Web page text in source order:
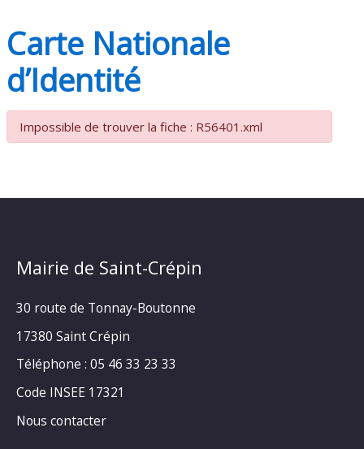
Carte Nationale
d’Identité
Impossible de trouver la fiche : R56401.xml
Mairie de Saint-Crépin
30 route de Tonnay-Boutonne
17380 Saint Crépin
Téléphone : 05 46 33 23 33
Code INSEE 17321
Nous contacter